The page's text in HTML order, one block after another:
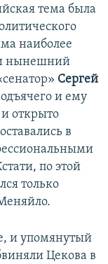
тема была
наиболее
нынешний
Сергей
и ему
открыто
в
по этой
только
и упомянутый
Цекова в